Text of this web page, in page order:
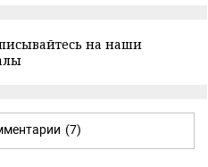
на наши
(7)